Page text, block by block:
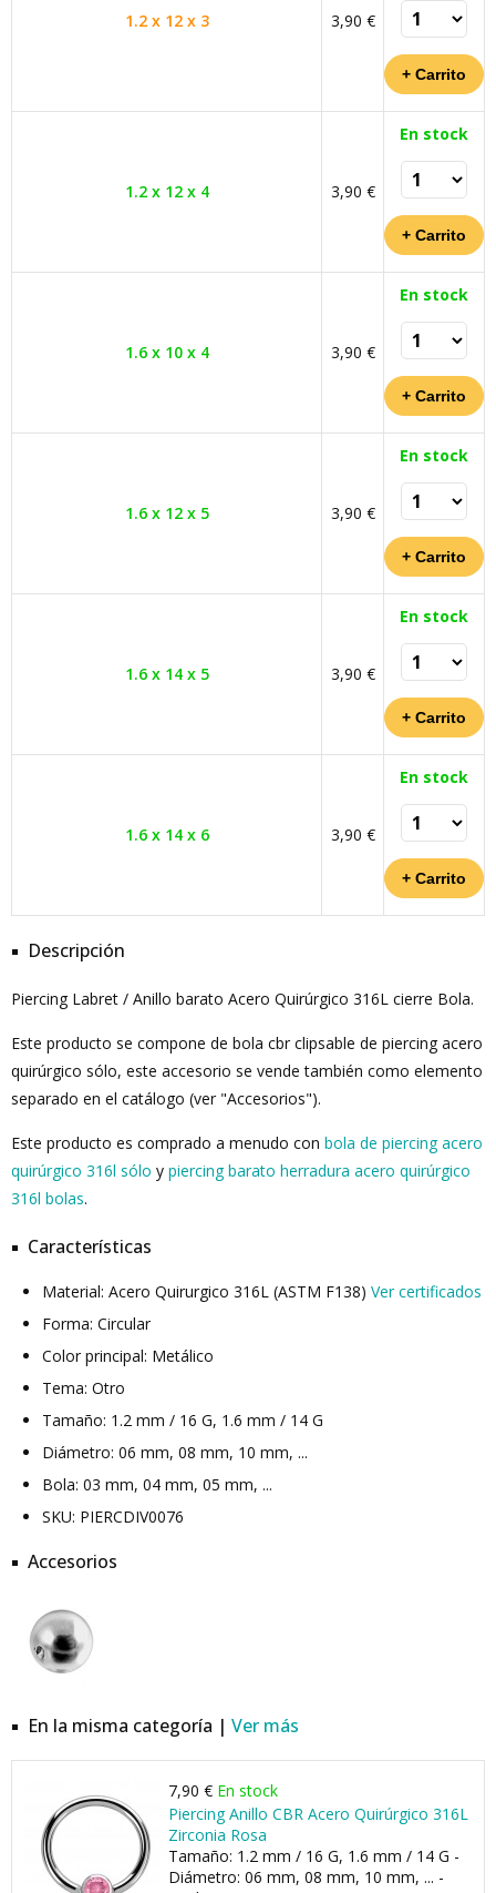
1.2 x 12 x 3 3,90 €
1.2 x 12 x 4 3,90 €
En stock
1.6 x 10 x 4 3,90 €
En stock
1.6 x 12 x 5 3,90 €
En stock
1.6 x 14 x 5 3,90 €
En stock
1.6 x 14 x 6 3,90 €
En stock
Descripción
Piercing Labret / Anillo barato Acero Quirúrgico 316L cierre Bola.
Este producto se compone de bola cbr clipsable de piercing acero
quirúrgico sólo, este accesorio se vende también como elemento
separado en el catálogo (ver "Accesorios").
Este producto es comprado a menudo con bola de piercing acero
quirúrgico 316l sólo y piercing barato herradura acero quirúrgico
316l bolas.
Características
Material: Acero Quirurgico 316L (ASTM F138) Ver certificados
Forma: Circular
Color principal: Metálico
Tema: Otro
Tamaño: 1.2 mm / 16 G, 1.6 mm / 14 G
Diámetro: 06 mm, 08 mm, 10 mm, ...
Bola: 03 mm, 04 mm, 05 mm, ...
SKU: PIERCDIV0076
Accesorios
En la misma categoría | Ver más
7,90 € En stock
Piercing Anillo CBR Acero Quirúrgico 316L
Zirconia Rosa
Tamaño: 1.2 mm / 16 G, 1.6 mm / 14 G -
Diámetro: 06 mm, 08 mm, 10 mm, ... -